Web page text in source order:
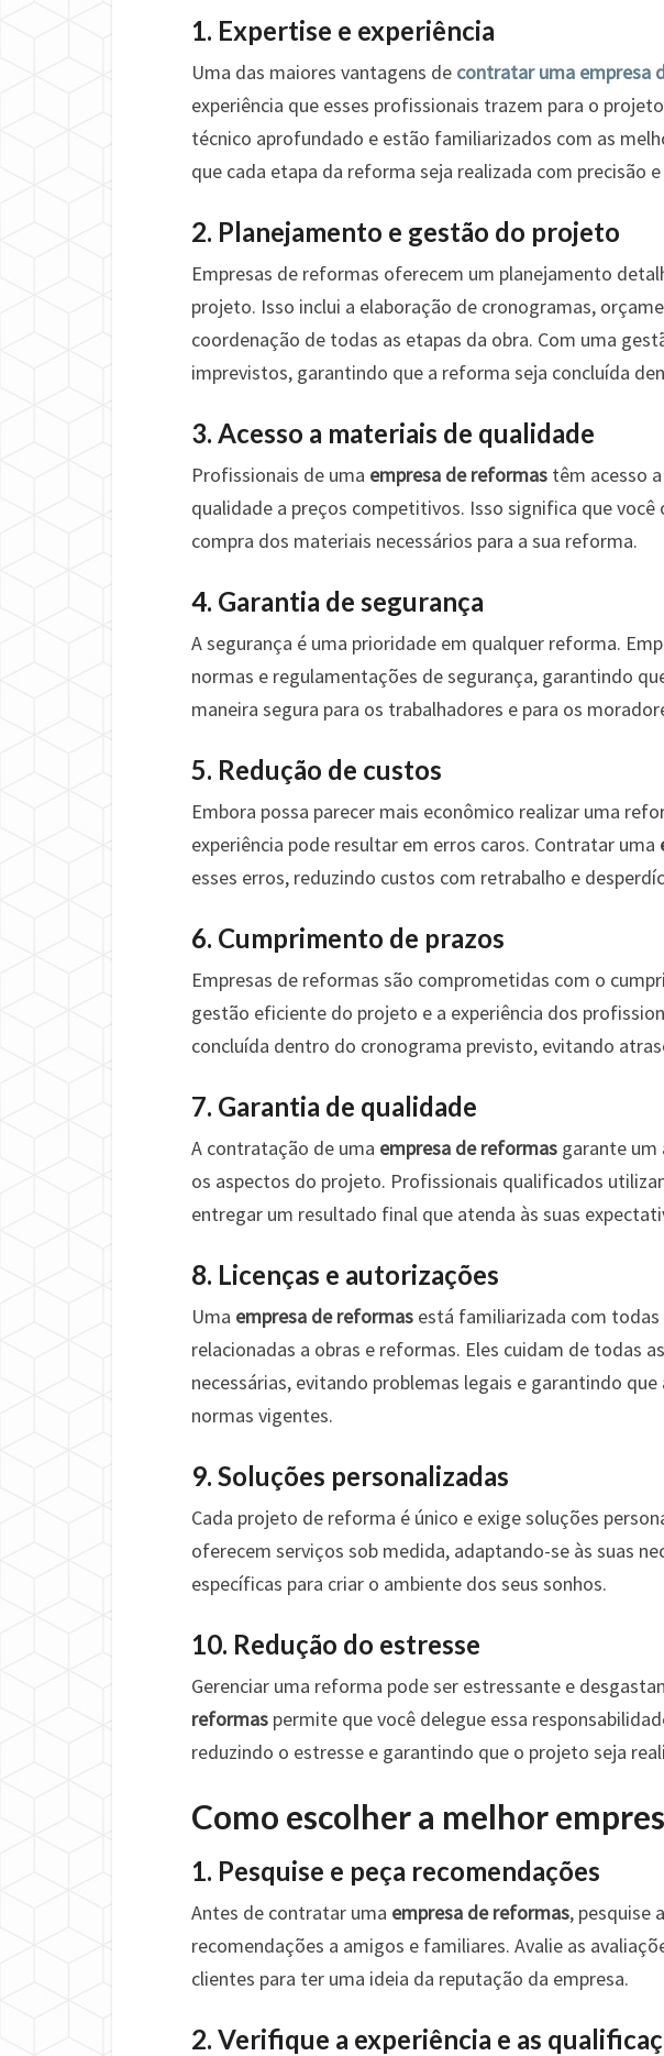
1. Expertise e experiência
Uma das maiores vantagens de contratar uma empresa
experiência que esses profissionais trazem para o
técnico aprofundado e estão familiarizados com as
que cada etapa da reforma seja realizada com precisão
2. Planejamento e gestão do projeto
Empresas de reformas oferecem um planejamento
projeto. Isso inclui a elaboração de cronogramas,
coordenação de todas as etapas da obra. Com uma
imprevistos, garantindo que a reforma seja concluída
3. Acesso a materiais de qualidade
Profissionais de uma empresa de reformas têm acesso
qualidade a preços competitivos. Isso significa que
compra dos materiais necessários para a sua reforma.
4. Garantia de segurança
A segurança é uma prioridade em qualquer reforma.
normas e regulamentações de segurança, garantindo
maneira segura para os trabalhadores e para os
5. Redução de custos
Embora possa parecer mais econômico realizar uma
experiência pode resultar em erros caros. Contratar uma
esses erros, reduzindo custos com retrabalho e
6. Cumprimento de prazos
Empresas de reformas são comprometidas com o
gestão eficiente do projeto e a experiência dos
concluída dentro do cronograma previsto, evitando
7. Garantia de qualidade
A contratação de uma empresa de reformas garante
os aspectos do projeto. Profissionais qualificados
entregar um resultado final que atenda às suas
8. Licenças e autorizações
Uma empresa de reformas está familiarizada com
relacionadas a obras e reformas. Eles cuidam de todas
necessárias, evitando problemas legais e garantindo
normas vigentes.
9. Soluções personalizadas
Cada projeto de reforma é único e exige soluções
oferecem serviços sob medida, adaptando-se às suas
específicas para criar o ambiente dos seus sonhos.
10. Redução do estresse
Gerenciar uma reforma pode ser estressante e
reformas permite que você delegue essa
reduzindo o estresse e garantindo que o projeto seja
Como escolher a melhor
1. Pesquise e peça recomendações
Antes de contratar uma empresa de reformas, pesquise
recomendações a amigos e familiares. Avalie as
clientes para ter uma ideia da reputação da empresa.
2. Verifique a experiência e as